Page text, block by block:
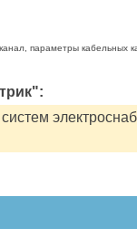
параметры кабельных